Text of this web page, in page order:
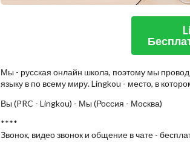
Мы - русская онлайн школа, поэтому мы
языку в по всему миру. Lingkou - место, в
Вы (PRC - Lingkou) - Мы (Россия - Москва)
****
Звонок, видео звонок и общение в чате -